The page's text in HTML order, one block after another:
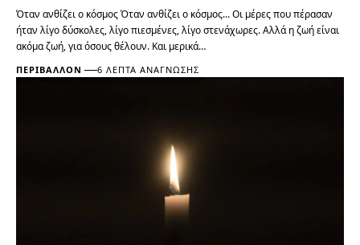
Όταν ανθίζει ο κόσμος Όταν ανθίζει ο κόσμος... Οι μέρες που πέρασαν
ήταν λίγο δύσκολες, λίγο πιεσμένες, λίγο στενάχωρες. Αλλά η ζωή είναι
ακόμα ζωή, για όσους θέλουν. Και μερικά…
ΠΕΡΙΒΆΛΛΟΝ 6 ΛΕΠΤΆ ΑΝΆΓΝΩΣΗΣ